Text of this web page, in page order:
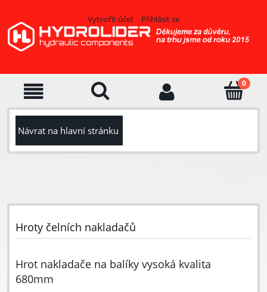
Vytvořit účet Přihlásit se
Návrat na hlavní stránku
Hroty čelních nakladačů
Hrot nakladače na balíky vysoká kvalita
680mm